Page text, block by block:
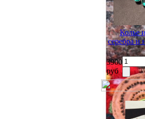
Колье
серебра и
3900
руб